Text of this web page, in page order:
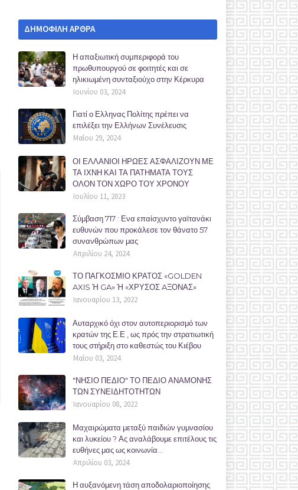
ΔΗΜΟΦΙΛΗ ΑΡΘΡΑ
Η απαξιωτική συμπεριφορά του
πρωθυπουργού σε φοιτητές και σε
ηλικιωμένη συνταξιούχο στην Κέρκυρα
Ιουνίου 03, 2024
Γιατί ο Ελληνας Πολίτης πρέπει να
επιλέξει την Ελλήνων Συνέλευσις
Μαΐου 29, 2024
ΟΙ ΕΛΛΑΝΙΟΙ ΗΡΩΕΣ ΑΣΦΑΛΙΖΟΥΝ ΜΕ
ΤΑ ΙΧΝΗ ΚΑΙ ΤΑ ΠΑΤΗΜΑΤΑ ΤΟΥΣ
ΟΛΟΝ ΤΟΝ ΧΩΡΟ ΤΟΥ ΧΡΟΝΟΥ
Ιουλίου 11, 2023
Σύμβαση 717 : Ενα επαίσχυντο γαϊτανάκι
ευθυνών που προκάλεσε τον θάνατο 57
συνανθρώπων μας
Απριλίου 24, 2024
ΤΟ ΠΑΓΚΟΣΜΙΟ ΚΡΑΤΟΣ «GOLDEN
AXIS Ή GA» Ή «ΧΡΥΣΟΣ AΞΟΝΑΣ»
Ιανουαρίου 13, 2022
Αυταρχικό όχι στον αυτοπεριορισμό των
κρατών της Ε.Ε , ως πρός την στρατιωτική
τους στήριξη στο καθεστώς του Κιέβου
Μαΐου 03, 2024
"ΝΗΣΙΟ ΠΕΔΙΟ" ΤΟ ΠΕΔΙΟ ΑΝΑΜΟΝΗΣ
ΤΩΝ ΣΥΝΕΙΔΗΤΟΤΗΤΩΝ
Ιανουαρίου 08, 2022
Μαχαιρώματα μεταξύ παιδιών γυμνασίου
και λυκείου ? Ας αναλάβουμε επιτέλους τις
ευθήνες μας ως κοινωνία...
Απριλίου 03, 2024
Η αυξανόμενη τάση αποδολαριοποίησης